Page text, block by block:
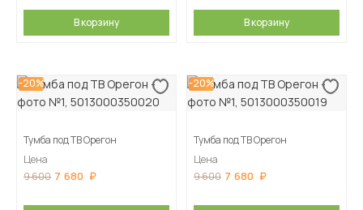
В корзину В корзину
-20%
Тумба под ТВ Орегон
Цена
9 600 7 680
-20%
Тумба под ТВ Орегон
Цена
9 600 7 680